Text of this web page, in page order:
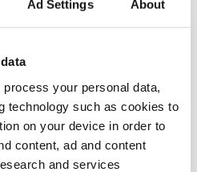
Ad Settings About
process your personal data,
technology such as cookies to
on your device in order to
content, ad and content
and services
bjuder
bjuder tre utskott på
4 november. Det
mat”. Det pratas på
mot tillställningen.